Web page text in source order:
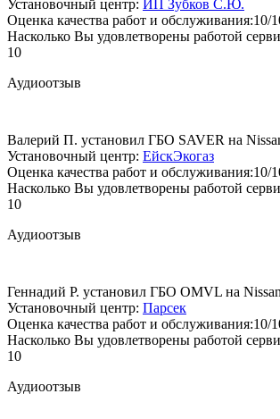
Установочный центр: ИП Зубков С.Ю.
Оценка качества работ и обслуживания:10/
Насколько Вы удовлетворены работой
10
Аудиоотзыв
Валерий П. установил ГБО SAVER на
Установочный центр: ЕйскЭкогаз
Оценка качества работ и обслуживания:10/
Насколько Вы удовлетворены работой
10
Аудиоотзыв
Геннадий Р. установил ГБО OMVL на
Установочный центр: Парсек
Оценка качества работ и обслуживания:10/
Насколько Вы удовлетворены работой
10
Аудиоотзыв